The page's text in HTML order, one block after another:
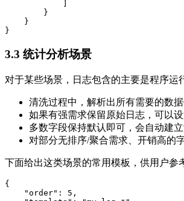
        }
    }
}
3.3 统计分析场景
对于某些场景，日志包含的主要是程序运
清洗过程中，解析出所有需要的数
如果有强需求保留原始日志，可以设
多数字段保持默认即可，会自动建
对部分无排序/聚合需求、开销高的
下面给出这类场景的常用模板，供用户参
{
    "order": 5,